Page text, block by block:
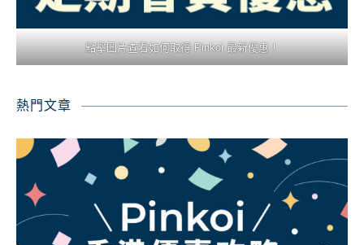
點擊圖片查看如何取得 Pinkoi 最新優惠！
熱門文章